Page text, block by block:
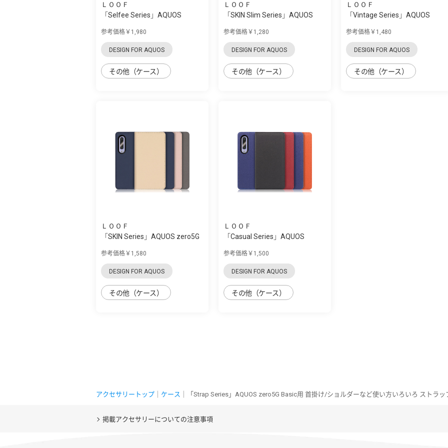
ＬＯＯＦ
「Selfee Series」AQUOS
参考価格￥1,980
DESIGN FOR AQUOS
その他（ケース）
ＬＯＯＦ
「SKIN Slim Series」AQUOS
参考価格￥1,280
DESIGN FOR AQUOS
その他（ケース）
ＬＯＯＦ
「Vintage Series」AQUOS
参考価格￥1,480
DESIGN FOR AQUOS
その他（ケース）
ＬＯＯＦ
「SKIN Series」AQUOS zero5G
参考価格￥1,580
DESIGN FOR AQUOS
その他（ケース）
ＬＯＯＦ
「Casual Series」AQUOS
参考価格￥1,500
DESIGN FOR AQUOS
その他（ケース）
アクセサリートップ ケース ｜「Strap Series」AQUOS zero5G Basic用 首掛け/ショルダーなど使い方いろいろ ストラ
掲載アクセサリーについての注意事項